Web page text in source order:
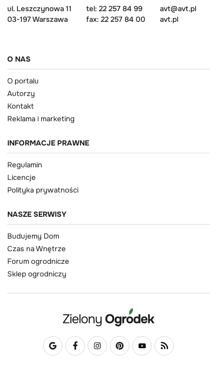
ul. Leszczynowa 11
03-197 Warszawa
tel: 22 257 84 99
fax: 22 257 84 00
avt@avt.pl
avt.pl
O NAS
O portalu
Autorzy
Kontakt
Reklama i marketing
INFORMACJE PRAWNE
Regulamin
Licencje
Polityka prywatności
NASZE SERWISY
Budujemy Dom
Czas na Wnętrze
Forum ogrodnicze
Sklep ogrodniczy